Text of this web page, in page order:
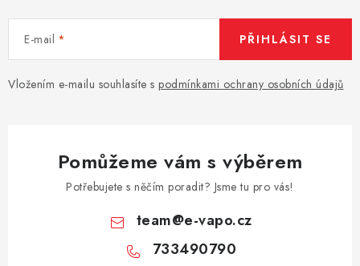
E-mail
Vložením e-mailu souhlasíte s podmínkami ochrany osobních údajů
PŘIHLÁSIT SE
Pomůžeme vám s výběrem
Potřebujete s něčím poradit? Jsme tu pro vás!
team@e-vapo.cz
733490790